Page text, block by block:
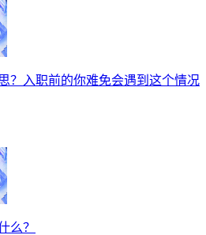
？入职前的你难免会遇到这个情况
么？